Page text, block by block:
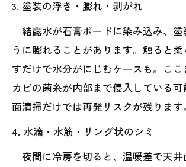
3. 塗装の浮き・膨れ・剥がれ
結露水が石膏ボードに染み込み、塗
うに膨れることがあります。触ると
すだけで水分がにじむケースも。こ
カビの菌糸が内部まで侵入している
面清掃だけでは再発リスクが残ります。
4. 水滴・水筋・リング状のシミ
夜間に冷房を切ると、温暖差で天井